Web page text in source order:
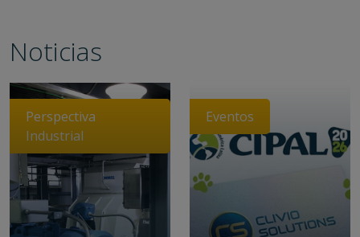
Noticias
Perspectiva
Industrial
Eventos